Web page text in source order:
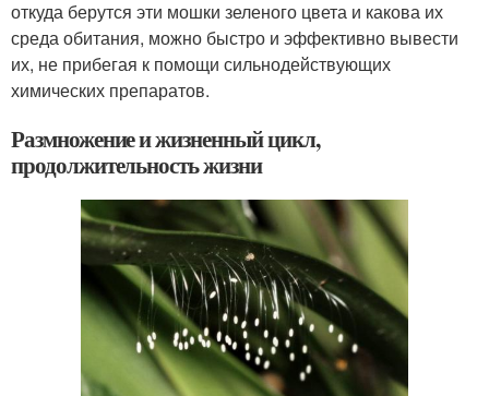
откуда берутся эти мошки зеленого цвета и какова их
среда обитания, можно быстро и эффективно вывести
их, не прибегая к помощи сильнодействующих
химических препаратов.
Размножение и жизненный цикл,
продолжительность жизни